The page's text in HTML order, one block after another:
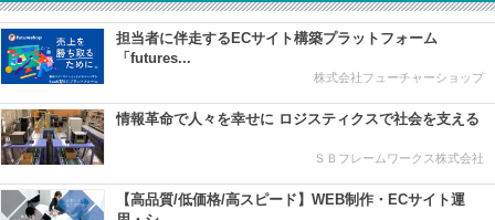
担当者に伴走するECサイト構築プラットフォーム
「futures...
株式会社フューチャーショップ
情報⾰命で⼈々を幸せに ロジスティクスで社会を⽀える
ＳＢフレームワークス株式会社
【高品質/低価格/高スピード】WEB制作・ECサイト運